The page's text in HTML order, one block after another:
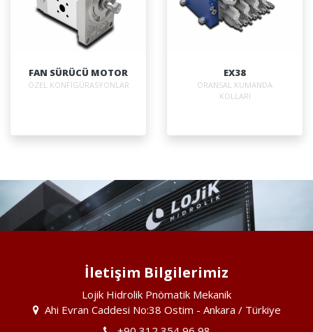
FAN SÜRÜCÜ MOTOR
ÖZEL KONFİGÜRASYONLAR
EX38
ORANSAL KUMANDA
KOLLARI
İletişim Bilgilerimiz
Lojik Hidrolik Pnömatik Mekanik
Ahi Evran Caddesi No:38 Ostim - Ankara / Türkiye